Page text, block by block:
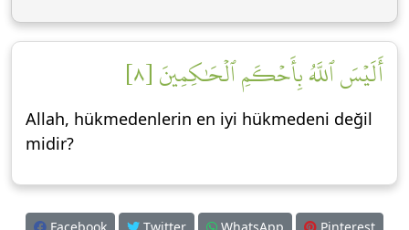
أَلَيۡسَ ٱللَّهُ بِأَحۡكَمِ ٱلۡحَٰكِمِينَ [٨]
Allah, hükmedenlerin en iyi hükmedeni değil
midir?